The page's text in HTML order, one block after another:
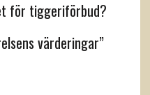
för tiggeriförbud?
värderingar”